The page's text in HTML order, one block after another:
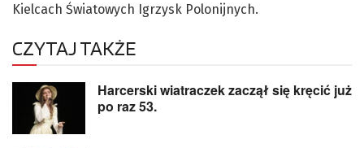
Kielcach Światowych Igrzysk Polonijnych.
CZYTAJ TAKŻE
Harcerski wiatraczek zaczął się kręcić już
po raz 53.